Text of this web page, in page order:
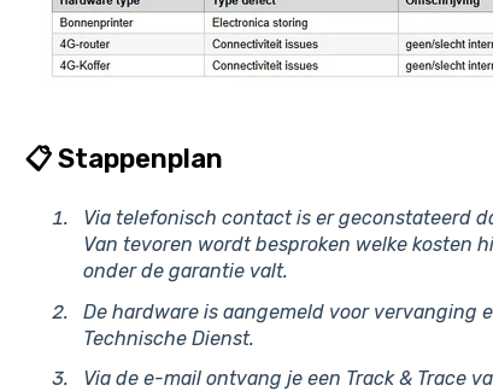
📋 Stappenplan
Via telefonisch contact is er geconstateerd
Van tevoren wordt besproken welke kosten
onder de garantie valt.
De hardware is aangemeld voor vervanging
Technische Dienst.
Via de e-mail ontvang je een Track & Trace